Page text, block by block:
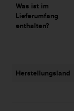
Was ist im
Lieferumfang
enthalten?
Herstellungsland